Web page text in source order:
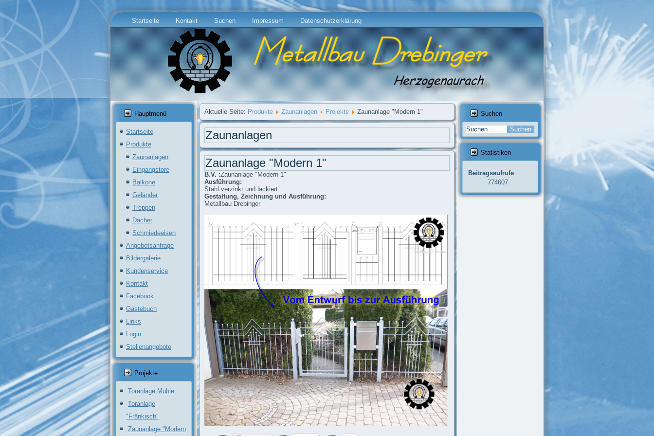
Startseite Kontakt Suchen Impressum Datenschutzerklärung
Hauptmenü
Startseite
Produkte
Zaunanlagen
Eingangstore
Balkone
Geländer
Treppen
Dächer
Schmiedeeisen
Angebotsanfrage
Bildergalerie
Kundenservice
Kontakt
Facebook
Gästebuch
Links
Login
Stellenangebote
Projekte
Toranlage Mühle
Toranlage
"Fränkisch"
Zaunanlage "Modern
Aktuelle Seite: Produkte Zaunanlagen Projekte Zaunanlage "Modern 1"
Zaunanlagen
Zaunanlage "Modern 1"
B.V. :Zaunanlage "Modern 1"
Ausführung:
Stahl verzinkt und lackiert
Gestaltung, Zeichnung und Ausführung:
Metallbau Drebinger
Suchen
Statistiken
Beitragsaufrufe
774607